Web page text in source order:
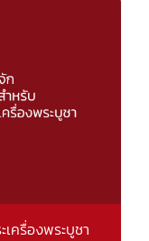
ครื่องพระบูชา